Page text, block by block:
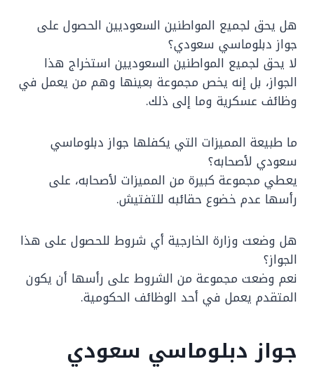
هل يحق لجميع المواطنين السعوديين الحصول على
جواز دبلوماسي سعودي؟
لا يحق لجميع المواطنين السعوديين استخراج هذا
الجواز، بل إنه يخص مجموعة بعينها وهم من يعمل في
وظائف عسكرية وما إلى ذلك.
ما طبيعة المميزات التي يكفلها جواز دبلوماسي
سعودي لأصحابه؟
يعطي مجموعة كبيرة من المميزات لأصحابه، على
رأسها عدم خضوع حقائبه للتفتيش.
هل وضعت وزارة الخارجية أي شروط للحصول على هذا
الجواز؟
نعم وضعت مجموعة من الشروط على رأسها أن يكون
المتقدم يعمل في أحد الوظائف الحكومية.
جواز دبلوماسي سعودي